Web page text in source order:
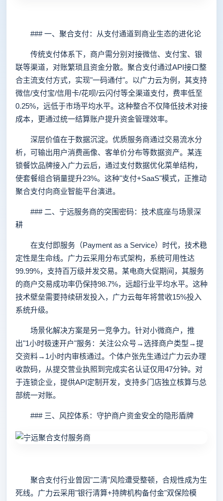
### 一、聚合支付：从支付通道到商业生态的进化论
传统支付体系下，商户需分别对接微信、支付宝、银
联等渠道，对账繁琐且资金分散。聚合支付通过API接口整
合主流支付方式，实现"一码通付"。以广力云为例，其支持
微信/支付宝/信用卡/花呗/云闪付等全渠道支付，费率低至
0.25%，远低于市场平均水平。这种整合不仅降低技术对接
成本，更通过统一结算账户提升资金管理效率。
深层价值在于数据沉淀。优质服务商通过交易流水分
析，可输出用户消费画像、客单价分布等数据资产。某连
锁餐饮品牌接入广力云后，通过支付数据优化菜单结构，
使套餐组合销量提升23%。这种"支付+SaaS"模式，正推动
聚合支付向商业智能平台演进。
### 二、宁远服务商的突围密码：技术底座与场景深
耕
在支付即服务（Payment as a Service）时代，技术稳
定性是生命线。广力云采用分布式架构，系统可用性达
99.99%，支持百万级并发交易。某电商大促期间，其服务
的商户交易成功率仍保持98.7%，远超行业平均水平。这种
技术壁垒需要持续研发投入，广力云每年将营收15%投入
系统升级。
场景化解决方案是另一竞争力。针对小微商户，推
出"1小时极速开户"服务：关注公众号→选择商户类型→提
交资料→1小时内审核通过。个体户张先生通过广力云办理
收款码，从提交营业执照到完成实名认证仅用47分钟。对
于连锁企业，提供API定制开发，支持多门店独立核算与总
部统一对账。
### 三、风控体系：守护商户资金安全的隐形盾牌
聚合支付行业曾因"二清"风险遭受整顿，合规性成为生
死线。广力云采用"银行清算+持牌机构备付金"双保险模